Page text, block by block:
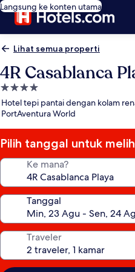
Langsung ke konten utama
Lihat semua properti
4R Casablanca
Properti
bintang
4.0
Hotel tepi pantai dengan kolam
PortAventura World
Pilih tanggal untuk
Ke mana?
Tanggal
Traveler